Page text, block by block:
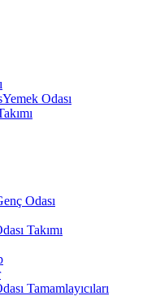
Yemek Odası
Odası
Takımı
Tamamlayıcıları